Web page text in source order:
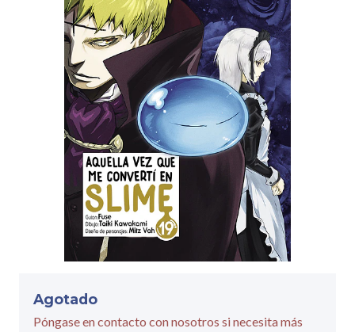
Agotado
Póngase en contacto con nosotros si necesita más